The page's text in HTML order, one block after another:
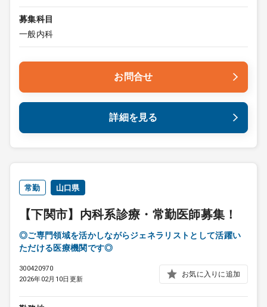
募集科目
一般内科
お問合せ
詳細を見る
常勤 山口県
【下関市】内科系診療・常勤医師募集！
◎ご専門領域を活かしながらジェネラリストとして活躍い
ただける医療機関です◎
300420970
2026年02月10日更新
お気に入りに追加